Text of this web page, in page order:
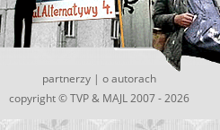
partnerzy| o autorach
copyright © TVP & MAJL2007 - 2026